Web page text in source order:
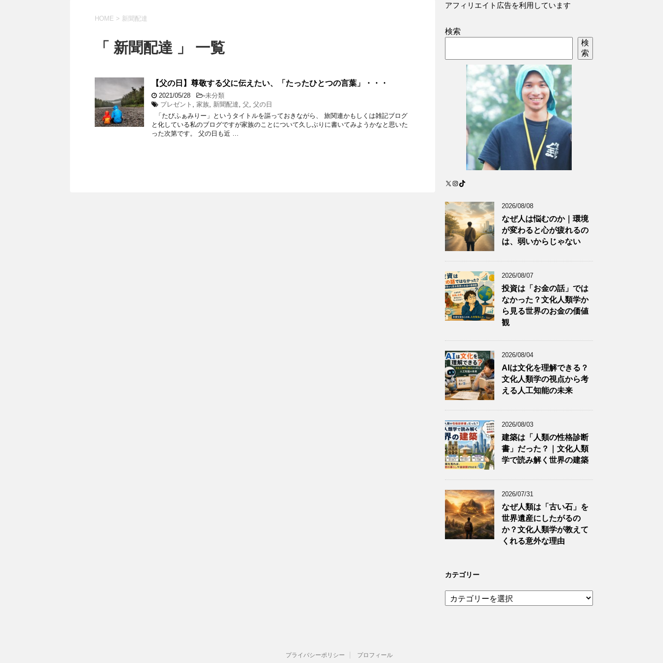
HOME > 新聞配達
「 新聞配達 」 一覧
【父の日】尊敬する父に伝えたい、「たったひとつの言葉」・・・
2021/05/28 -未分類
プレゼント , 家族, 新聞配達, 父, 父の日
「たびふぁみりー」というタイトルを謳っておきながら、 旅関連かもしくは雑記ブログ
と化している私のブログですが家族のことについて久しぶりに書いてみようかなと思いた
った次第です。 父の日も近 …
アフィリエイト広告を利用しています
検索
検
索
X Instagram
TikTok
2026/08/08
なぜ人は悩むのか｜環境
が変わると心が疲れるの
は、弱いからじゃない
2026/08/07
投資は「お金の話」では
なかった？文化人類学か
ら見る世界のお金の価値
観
2026/08/04
AIは文化を理解できる？
文化人類学の視点から考
える人工知能の未来
2026/08/03
建築は「人類の性格診断
書」だった？｜文化人類
学で読み解く世界の建築
2026/07/31
なぜ人類は「古い石」を
世界遺産にしたがるの
か？文化人類学が教えて
くれる意外な理由
カテゴリー
テ
プライバシーポリシー プロフィール